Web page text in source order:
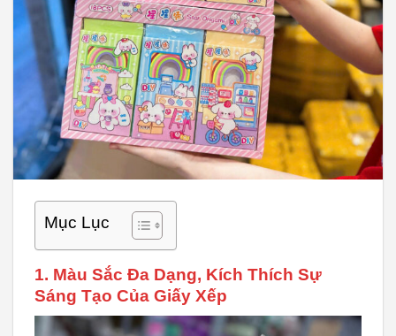
Mục Lục
1. Màu Sắc Đa Dạng, Kích Thích Sự
Sáng Tạo Của Giấy Xếp